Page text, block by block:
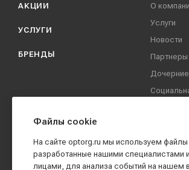
АКЦИИ
УСЛУГИ
БРЕНДЫ
О
Услуги
Новости
Партнеры
Вакансии
Реквизиты
Файлы cookie
На сайте optorg.ru мы используем
разработанные нашими специалистами
лицами, для анализа событий на нашем